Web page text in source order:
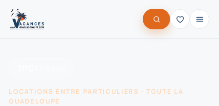
LOCATIONS ENTRE PARTICULIERS · TOUTE LA
GUADELOUPE